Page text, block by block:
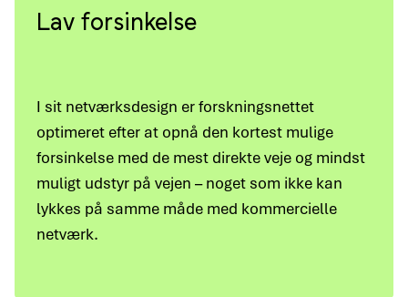
Lav forsinkelse
I sit netværksdesign er forskningsnettet
optimeret efter at opnå den kortest mulige
forsinkelse med de mest direkte veje og mindst
muligt udstyr på vejen – noget som ikke kan
lykkes på samme måde med kommercielle
netværk.